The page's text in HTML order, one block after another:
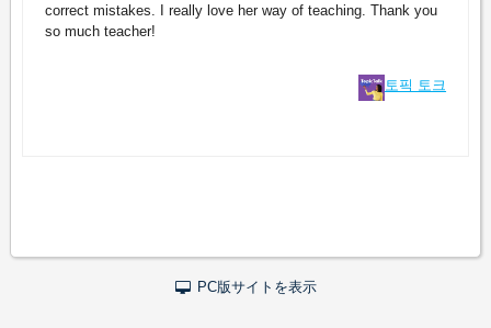
correct mistakes. I really love her way of teaching. Thank you
so much teacher!
토픽 토크
PC版サイトを表示